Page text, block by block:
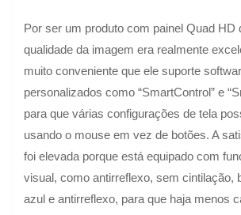
Por ser um produto com painel Quad HD
qualidade da imagem era realmente
muito conveniente que ele suporte
personalizados como “SmartControl” e
para que várias configurações de tela
usando o mouse em vez de botões. A
foi elevada porque está equipado com
visual, como antirreflexo, sem cintilação,
azul e antirreflexo, para que haja menos